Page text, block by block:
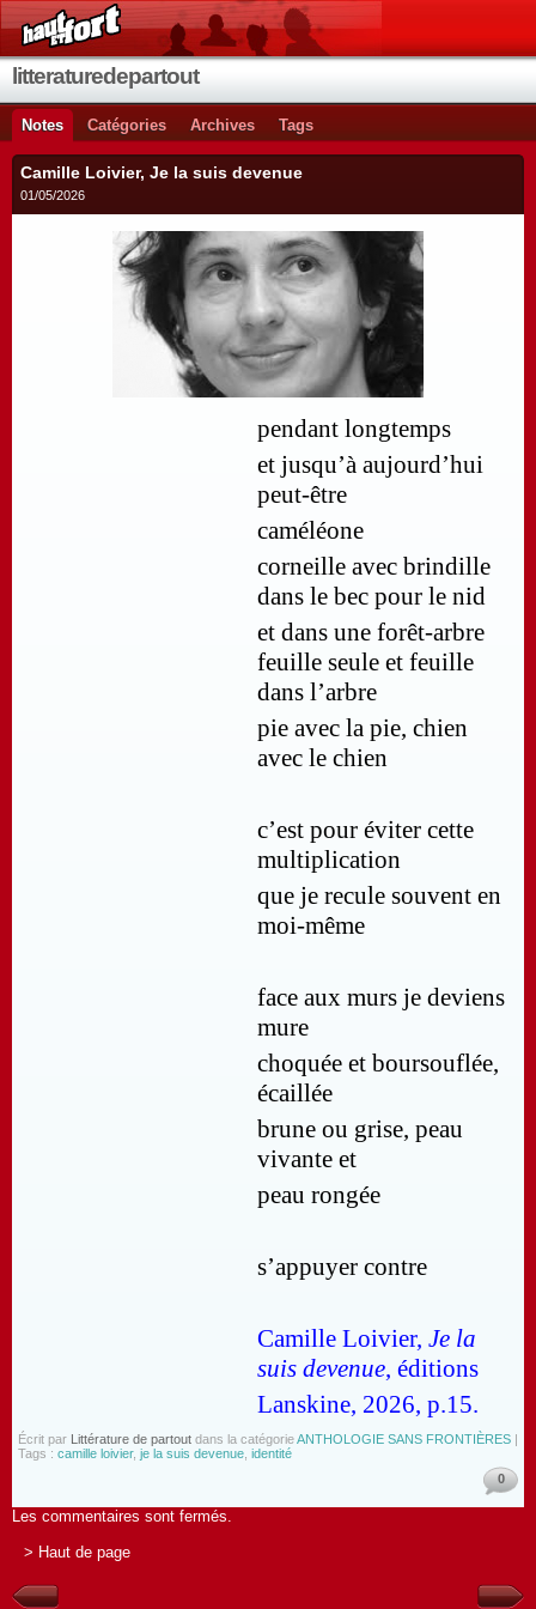
litteraturedepartout
Notes Catégories Archives Tags
Camille Loivier, Je la suis devenue
01/05/2026
pendant longtemps
et jusqu’à aujourd’hui
peut-être
caméléone
corneille avec brindille
dans le bec pour le nid
et dans une forêt-arbre
feuille seule et feuille
dans l’arbre
pie avec la pie, chien
avec le chien
c’est pour éviter cette
multiplication
que je recule souvent en
moi-même
face aux murs je deviens
mure
choquée et boursouflée,
écaillée
brune ou grise, peau
vivante et
peau rongée
s’appuyer contre
Camille Loivier, Je la
suis devenue, éditions
Lanskine, 2026, p.15.
Écrit par Littérature de partout dans la catégorieANTHOLOGIE SANS FRONTIÈRES |
Tags : camille loivier, je la suis devenue identité
0
Les commentaires sont fermés.
> Haut de page